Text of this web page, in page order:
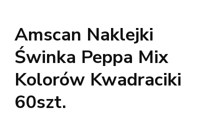
Amscan Naklejki
Świnka Peppa Mix
Kolorów Kwadraciki
60szt.